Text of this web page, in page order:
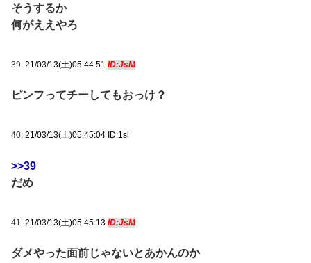
そうするか
何がええやろ
39: 21/03/13(土)05:44:51 ID:JsM
ピンフってチーしてもおっけ？
40: 21/03/13(土)05:45:04 ID:1sl
>>39
だめ
41: 21/03/13(土)05:45:13 ID:JsM
ダメやった面前じゃないとあかんのか